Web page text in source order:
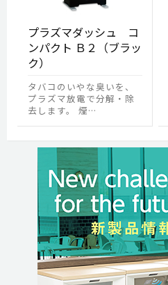
プラズマダッシュ コ
ンパクト Ｂ２（ブラッ
ク）
タバコのいやな臭いを、
プラズマ放電で分解・除
去します。 煙…